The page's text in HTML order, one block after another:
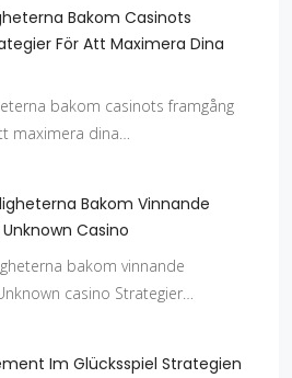
Bakom Casinots
För Att Maximera Dina
bakom casinots framgång
maximera dina…
Bakom Vinnande
Casino
bakom vinnande
casino Strategier…
Im Glücksspiel Strategien